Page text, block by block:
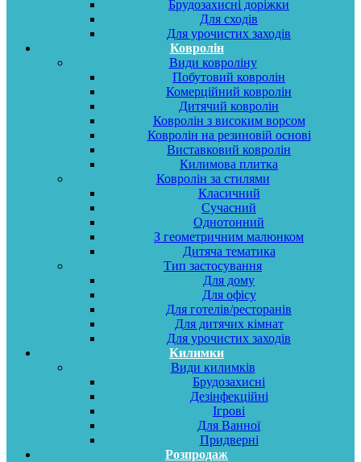
Брудозахисні доріжки
Для сходів
Для урочистих заходів
Ковролін
Види ковроліну
Побутовий ковролін
Комерційний ковролін
Дитячий ковролін
Ковролін з високим ворсом
Ковролін на резиновій основі
Виставковий ковролін
Килимова плитка
Ковролін за стилями
Класичний
Сучасний
Однотонний
З геометричним малюнком
Дитяча тематика
Тип застосування
Для дому
Для офісу
Для готелів/ресторанів
Для дитячих кімнат
Для урочистих заходів
Килимки
Види килимків
Брудозахисні
Дезінфекційні
Ігрові
Для Ванної
Придверні
Розпродаж